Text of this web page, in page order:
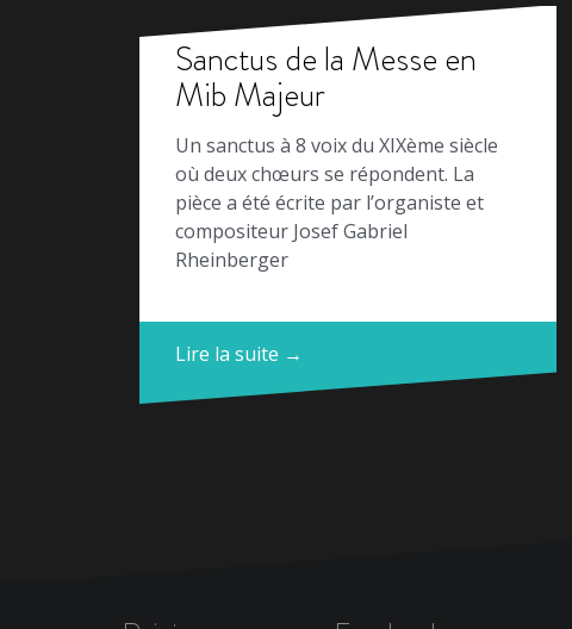
Sanctus de la Messe en
Mib Majeur
Un sanctus à 8 voix du XIXème siècle
où deux chœurs se répondent. La
pièce a été écrite par l’organiste et
compositeur Josef Gabriel
Rheinberger
Lire la suite →